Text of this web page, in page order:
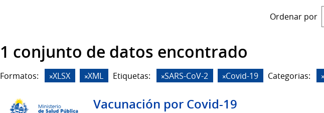
Ordenar por
1 conjunto de datos encontrado
Formatos: XLSX XML Etiquetas: SARS-CoV-2 Covid-19 Categorias:
Vacunación por Covid-19